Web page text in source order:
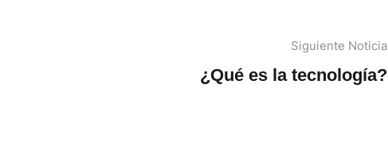
Siguiente Noticia
¿Qué es la tecnología?